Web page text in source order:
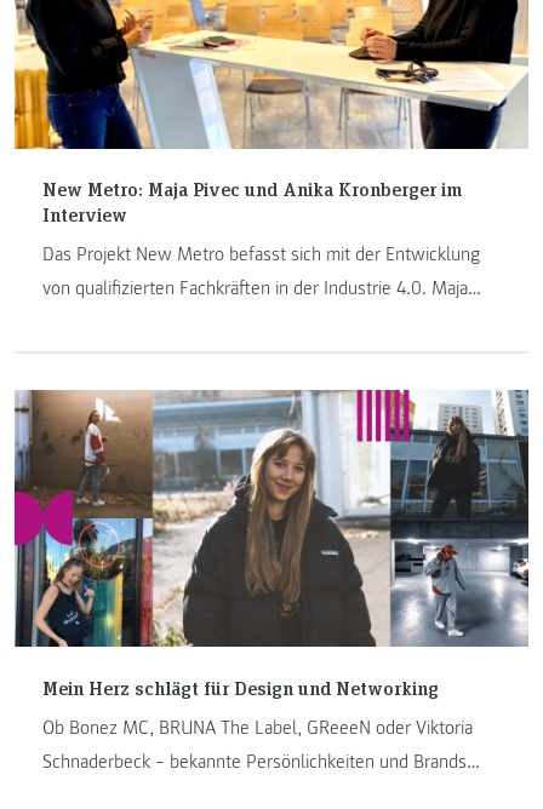
New Metro: Maja Pivec und Anika Kronberger im
Interview
Das Projekt New Metro befasst sich mit der Entwicklung
von qualifizierten Fachkräften in der Industrie 4.0. Maja
Einblick hinter die Kulissen ihrer Forschung.
Mein Herz schlägt für Design und Networking
Ob Bonez MC, BRUNA The Label, GReeeN oder Viktoria
Schnaderbeck – bekannte Persönlichkeiten und Brands